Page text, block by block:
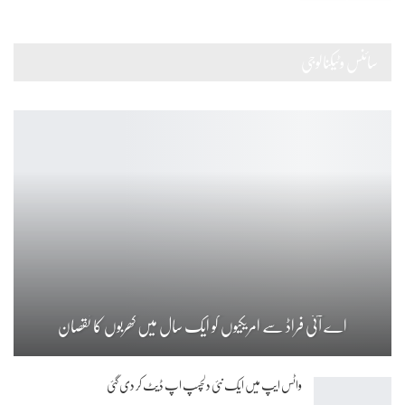
اے آئی فراڈ سے امریکیوں کو ایک سال میں کھربوں کا نقصان
واٹس ایپ میں ایک نئی دلچسپ اپ ڈیٹ کر دی گئی